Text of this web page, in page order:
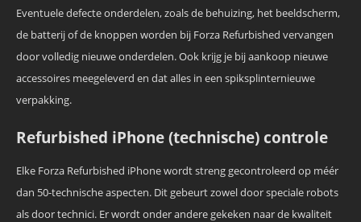
Eventuele defecte onderdelen, zoals de behuizing, het beeldscherm,
de batterij of de knoppen worden bij Forza Refurbished vervangen
door volledig nieuwe onderdelen. Ook krijg je bij aankoop nieuwe
accessoires meegeleverd en dat alles in een spiksplinternieuwe
verpakking.
Refurbished iPhone (technische) controle
Elke Forza Refurbished iPhone wordt streng gecontroleerd op méér
dan 50-technische aspecten. Dit gebeurt zowel door speciale robots
als door technici. Er wordt onder andere gekeken naar de kwaliteit